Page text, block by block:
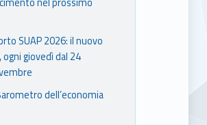
SUAP 2026: il nuovo
giovedì dal 24
dell’economia